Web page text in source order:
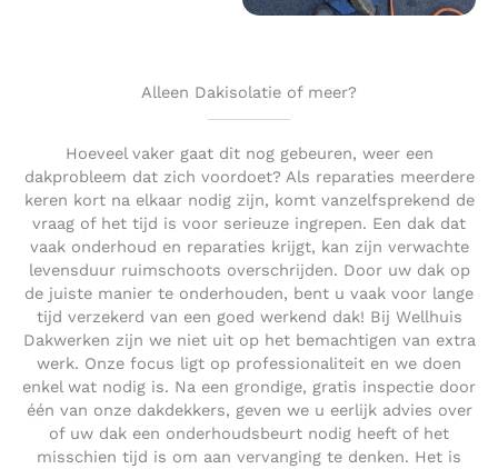
Alleen Dakisolatie of meer?
Hoeveel vaker gaat dit nog gebeuren, weer een
dakprobleem dat zich voordoet? Als reparaties meerdere
keren kort na elkaar nodig zijn, komt vanzelfsprekend de
vraag of het tijd is voor serieuze ingrepen. Een dak dat
vaak onderhoud en reparaties krijgt, kan zijn verwachte
levensduur ruimschoots overschrijden. Door uw dak op
de juiste manier te onderhouden, bent u vaak voor lange
tijd verzekerd van een goed werkend dak! Bij Wellhuis
Dakwerken zijn we niet uit op het bemachtigen van extra
werk. Onze focus ligt op professionaliteit en we doen
enkel wat nodig is. Na een grondige, gratis inspectie door
één van onze dakdekkers, geven we u eerlijk advies over
of uw dak een onderhoudsbeurt nodig heeft of het
misschien tijd is om aan vervanging te denken. Het is